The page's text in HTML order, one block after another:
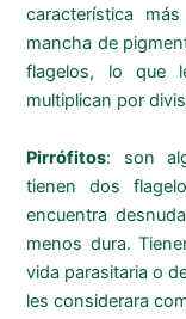
característica
mancha de
flagelos, lo que
multiplican por
Pirrófitos: son
tienen dos
encuentra
menos dura.
vida parasitaria o
les considerara